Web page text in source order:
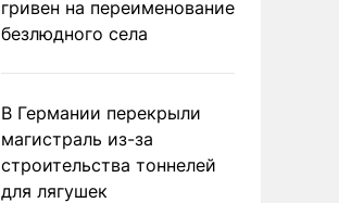
гривен на переименование
безлюдного села
В Германии перекрыли
магистраль из-за
строительства тоннелей
для лягушек